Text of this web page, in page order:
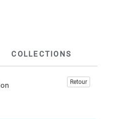
COLLECTIONS
Retour